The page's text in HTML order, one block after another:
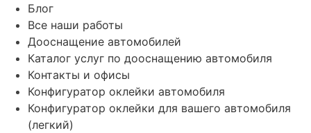
Блог
Все наши работы
Дооснащение автомобилей
Каталог услуг по дооснащению автомобиля
Контакты и офисы
Конфигуратор оклейки автомобиля
Конфигуратор оклейки для вашего автомобиля
(легкий)